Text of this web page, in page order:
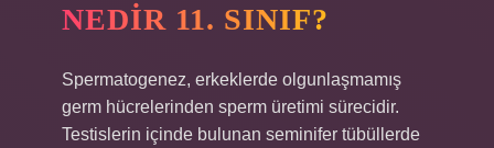
NEDIR 11. SINIF?
Spermatogenez, erkeklerde olgunlaşmamış
germ hücrelerinden sperm üretimi sürecidir.
Testislerin içinde bulunan seminifer tübüllerde